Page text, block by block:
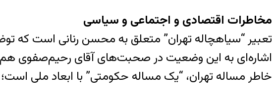
مخاطرات اقتصادی و اجتماعی و سیاسی
تعبیر “سیاهچاله تهران” متعلق به محسن رنانی است که
اشاره‌ای به این وضعیت در صحبت‌های آقای رحیم‌صفوی هم
خاطر مساله تهران، “یک مساله حکومتی” با ابعاد ملی